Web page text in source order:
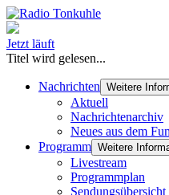
Jetzt läuft
Titel wird gelesen...
Nachrichten Weitere
Aktuell
Nachrichtenarchiv
Neues aus dem
Programm Weitere
Livestream
Programmplan
Sendungsübersicht